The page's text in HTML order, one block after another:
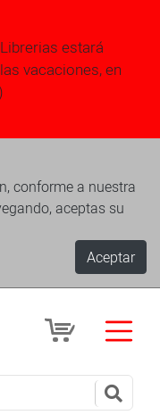
estará
vacaciones, en
conforme a nuestra
aceptas su
Aceptar